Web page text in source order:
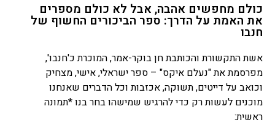
כולם מחפשים אהבה, אבל לא כולם מספרים
את האמת על הדרך: ספר הביכורים החשוף של
חנבו
אשת התקשורת והכותבת חן בוקר-אמר, המוכרת כ'חנבו',
מפרסמת את "נעלם איקס" – ספר ישראלי, אישי, מצחיק
וכואב על דייטים, תשוקה, אכזבות וכל הדברים שאנחנו
מוכנים לעשות רק כדי להרגיש שמישהו בחר בנו *תמונה
ראשית: